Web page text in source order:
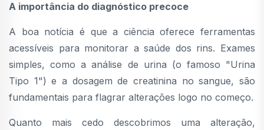
A importância do diagnóstico precoce
A boa notícia é que a ciência oferece ferramentas
acessíveis para monitorar a saúde dos rins. Exames
simples, como a análise de urina (o famoso "Urina
Tipo 1") e a dosagem de creatinina no sangue, são
fundamentais para flagrar alterações logo no começo.
Quanto mais cedo descobrimos uma alteração,